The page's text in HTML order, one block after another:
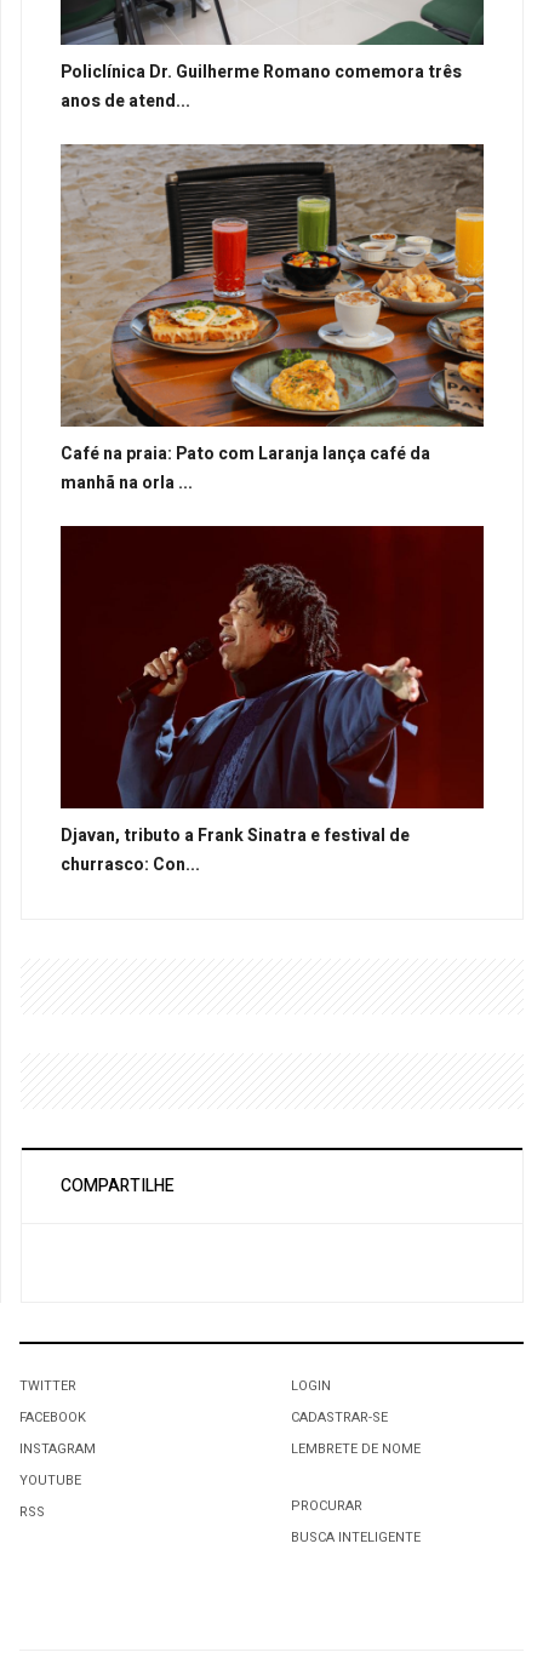
Policlínica Dr. Guilherme Romano comemora três
anos de atend...
Café na praia: Pato com Laranja lança café da
manhã na orla ...
Djavan, tributo a Frank Sinatra e festival de
churrasco: Con...
COMPARTILHE
TWITTER
FACEBOOK
INSTAGRAM
YOUTUBE
RSS
LOGIN
CADASTRAR-SE
LEMBRETE DE NOME
PROCURAR
BUSCA INTELIGENTE